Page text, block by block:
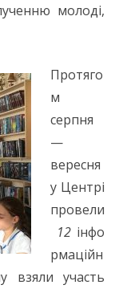
молоді,
Протяго
м
серпня
—
вересня
у Центрі
провели
12 інфо
рмаційн
взяли участь